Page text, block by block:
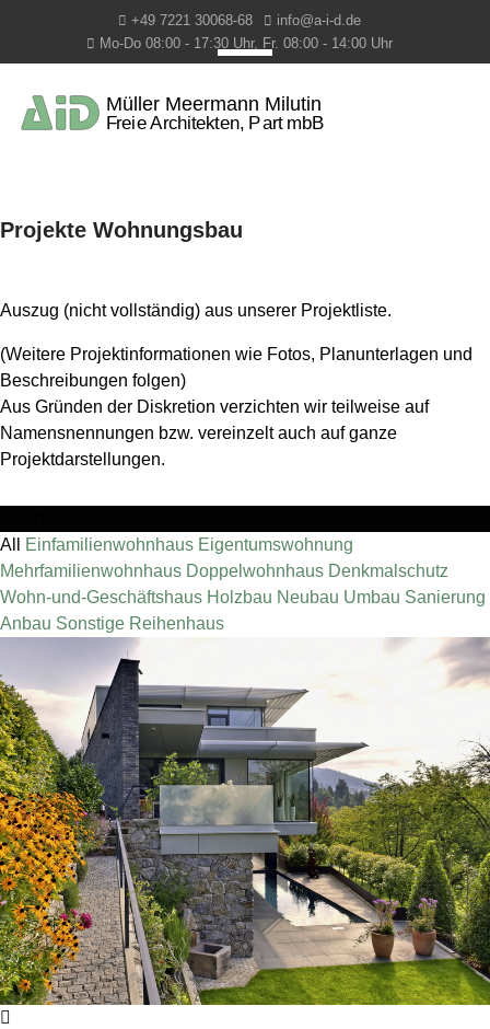
+49 7221 30068-68
info@a-i-d.de
Mo-Do 08:00 - 17:30 Uhr, Fr. 08:00 - 14:00 Uhr
Projekte Wohnungsbau
Auszug (nicht vollständig) aus unserer Projektliste.
(Weitere Projektinformationen wie Fotos, Planunterlagen und
Beschreibungen folgen)
Aus Gründen der Diskretion verzichten wir teilweise auf
Namensnennungen bzw. vereinzelt auch auf ganze
Projektdarstellungen.
All
Einfamilienwohnhaus Eigentumswohnung
Mehrfamilienwohnhaus Doppelwohnhaus Denkmalschutz
Wohn-und-Geschäftshaus Holzbau Neubau Umbau Sanierung
Anbau Sonstige Reihenhaus